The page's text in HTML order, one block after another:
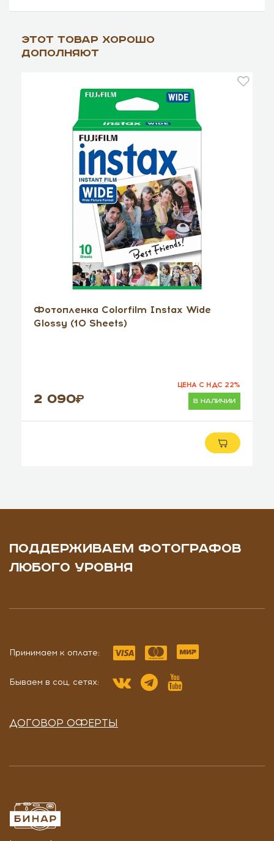
Этот товар хорошо
дополняют
Фотопленка Colorfilm Instax Wide
Glossy (10 Sheets)
2 090 в наличии
ЦЕНА С НДС 22%
ПОДДЕРЖИВАЕМ ФОТОГРАФОВ
ЛЮБОГО УРОВНЯ
Принимаем к оплате:
Бываем в соц. сетях:
ДОГОВОР ОФЕРТЫ